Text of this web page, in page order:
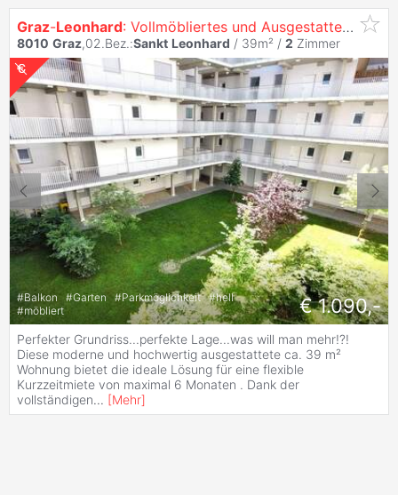
Graz-Leonhard: Vollmöbliertes und Ausgestattetes 2-
8010 Graz,02.Bez.:Sankt Leonhard / 39m² / 2 Zimmer
#Balkon #Garten #Parkmöglichkeit #hell
#möbliert € 1.090,-
Perfekter Grundriss...perfekte Lage...was will man mehr!?!
Diese moderne und hochwertig ausgestattete ca. 39 m²
Wohnung bietet die ideale Lösung für eine flexible
Kurzzeitmiete von maximal 6 Monaten . Dank der
vollständigen... [Mehr]